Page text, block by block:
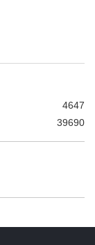
4647
39690